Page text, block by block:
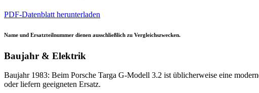
PDF-Datenblatt herunterladen
Name und Ersatzteilnummer dienen ausschließlich zu Vergleichszwecken.
Baujahr & Elektrik
Baujahr 1983: Beim Porsche Targa G-Modell 3.2 ist üblicherweise eine
oder liefern geeigneten Ersatz.